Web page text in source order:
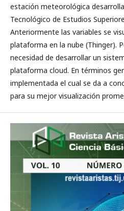
estación meteorológica
Tecnológico de Estudios
Anteriormente las variables se
plataforma en la nube (Thinger).
necesidad de desarrollar un
plataforma cloud. En términos
implementada el cual se da a
para su mejor visualización